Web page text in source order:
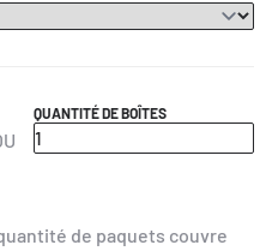
QUANTITÉ DE BOÎTES
de paquets couvre